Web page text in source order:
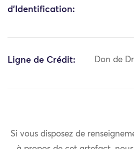
d'Identification:
Ligne de Crédit: Don de
Si vous disposez de